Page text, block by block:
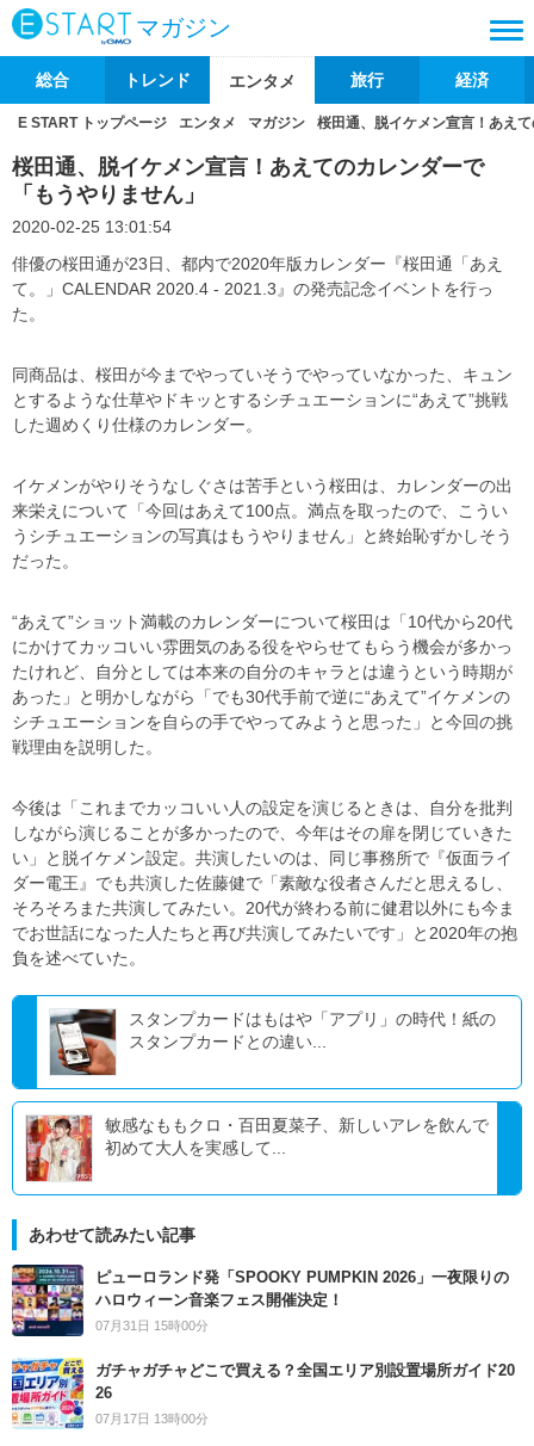
マガジン
総合 トレンド エンタメ 旅行 経済
E START トップページ エンタメ マガジン 桜田通、脱イケメン宣言！あえ
桜田通、脱イケメン宣言！あえてのカレンダーで
「もうやりません」
2020-02-25 13:01:54
俳優の桜田通が23日、都内で2020年版カレンダー『桜田通「あえ
て。」CALENDAR 2020.4 - 2021.3』の発売記念イベントを行っ
た。
同商品は、桜田が今までやっていそうでやっていなかった、キュン
とするような仕草やドキッとするシチュエーションに“あえて”挑戦
した週めくり仕様のカレンダー。
イケメンがやりそうなしぐさは苦手という桜田は、カレンダーの出
来栄えについて「今回はあえて100点。満点を取ったので、こうい
うシチュエーションの写真はもうやりません」と終始恥ずかしそう
だった。
“あえて”ショット満載のカレンダーについて桜田は「10代から20代
にかけてカッコいい雰囲気のある役をやらせてもらう機会が多かっ
たけれど、自分としては本来の自分のキャラとは違うという時期が
あった」と明かしながら「でも30代手前で逆に“あえて”イケメンの
シチュエーションを自らの手でやってみようと思った」と今回の挑
戦理由を説明した。
今後は「これまでカッコいい人の設定を演じるときは、自分を批判
しながら演じることが多かったので、今年はその扉を閉じていきた
い」と脱イケメン設定。共演したいのは、同じ事務所で『仮面ライ
ダー電王』でも共演した佐藤健で「素敵な役者さんだと思えるし、
そろそろまた共演してみたい。20代が終わる前に健君以外にも今ま
でお世話になった人たちと再び共演してみたいです」と2020年の抱
負を述べていた。
スタンプカードはもはや「アプリ」の時代！紙の
スタンプカードとの違い...
敏感なももクロ・百田夏菜子、新しいアレを飲んで
初めて大人を実感して...
あわせて読みたい記事
ピューロランド発「SPOOKY PUMPKIN 2026」一夜限りの
ハロウィーン音楽フェス開催決定！
07月31日 15時00分
ガチャガチャどこで買える？全国エリア別設置場所ガイド20
26
07月17日 13時00分